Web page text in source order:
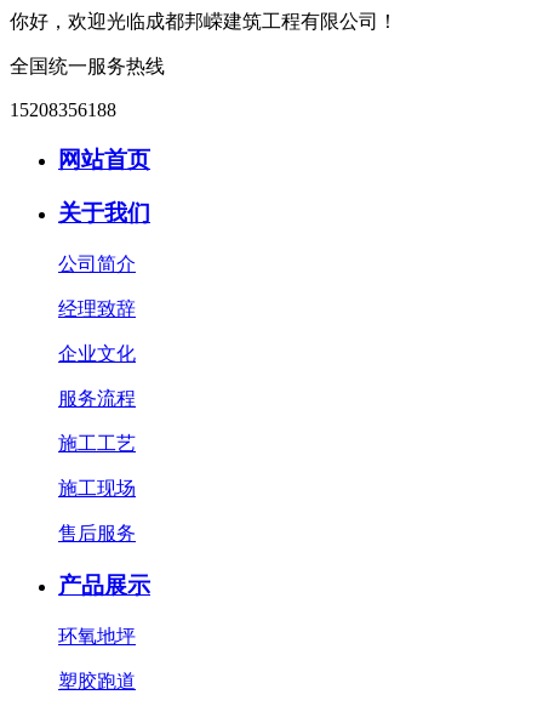
你好，欢迎光临成都邦嵘建筑工程有限公司！
全国统一服务热线
15208356188
网站首页
关于我们
公司简介
经理致辞
企业文化
服务流程
施工工艺
施工现场
售后服务
产品展示
环氧地坪
塑胶跑道